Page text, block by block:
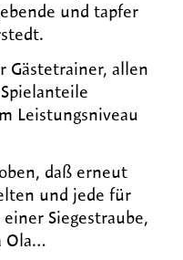
und tapfer
Gästetrainer, allen
Leistungsniveau
daß erneut
und jede für
Siegestraube,
Ola…